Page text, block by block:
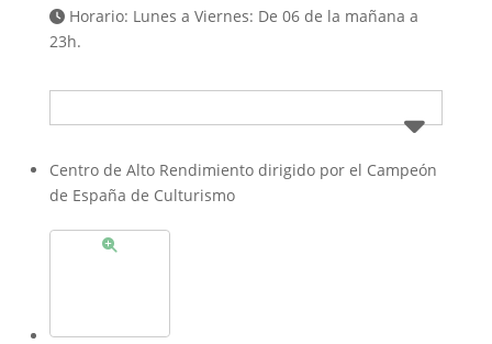
Horario: Lunes a Viernes: De 06 de la mañana a
23h.
Centro de Alto Rendimiento dirigido por el Campeón
de España de Culturismo